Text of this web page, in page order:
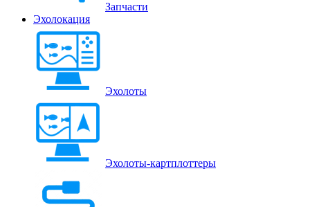
Запчасти
Эхолокация
Эхолоты
Эхолоты-картплоттеры